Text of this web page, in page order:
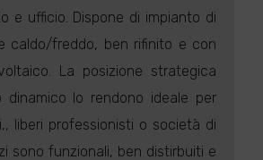
e ufficio. Dispone di impianto di
caldo/freddo, ben rifinito e con
La posizione strategica
lo rendono ideale per
liberi professionisti o società di
sono funzionali, ben distirbuiti e